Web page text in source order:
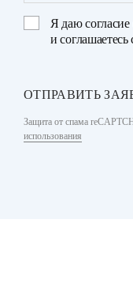
Я даю
и соглашаетесь
ОТПРАВИТЬ
Защита от спама
использования